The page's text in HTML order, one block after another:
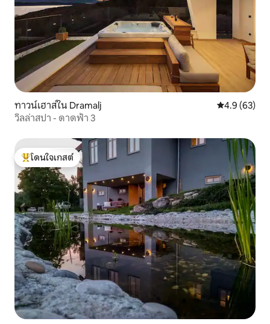
ทาวน์เฮาส์ใน Dramalj คะแนนเฉลี่ย
4.9 (63)
วิลล่าสปา - ดาดฟ้า 3
โดนใจเกสต์ที่สุด
โดนใจเกสต์